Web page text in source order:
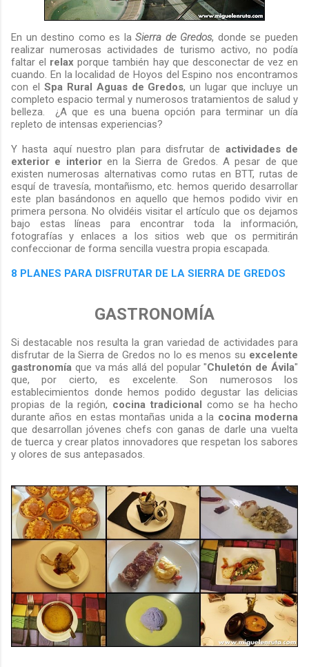
En un destino como es laSierra de Gredos, donde se pueden
realizar numerosas actividades de turismo activo, no podía
faltar el relax porque también hay que desconectar de vez en
cuando. En la localidad de Hoyos del Espino nos encontramos
con el Spa Rural Aguas de Gredos, un lugar que incluye un
completo espacio termal y numerosos tratamientos de salud y
belleza. ¿A que es una buena opción para terminar un día
repleto de intensas experiencias?
Y hasta aquí nuestro plan para disfrutar de actividades de
exterior e interioren la Sierra de Gredos. A pesar de que
existen numerosas alternativas como rutas en BTT, rutas de
esquí de travesía, montañismo, etc. hemos querido desarrollar
este plan basándonos en aquello que hemos podido vivir en
primera persona. No olvidéis visitar el artículo que os dejamos
bajo estas líneas para encontrar toda la información,
fotografías y enlaces a los sitios web que os permitirán
confeccionar de forma sencilla vuestra propia escapada.
8 PLANES PARA DISFRUTAR DE LA SIERRA DE GREDOS
GASTRONOMÍA
Si destacable nos resulta la gran variedad de actividades para
disfrutar de la Sierra de Gredos no lo es menos su excelente
gastronomía que va más allá del popular "Chuletón de Ávila"
que, por cierto, es excelente. Son numerosos los
establecimientos donde hemos podido degustar las delicias
propias de la región, cocina tradicional como se ha hecho
durante años en estas montañas unida a la cocina moderna
que desarrollan jóvenes chefs con ganas de darle una vuelta
de tuerca y crear platos innovadores que respetan los sabores
y olores de sus antepasados.